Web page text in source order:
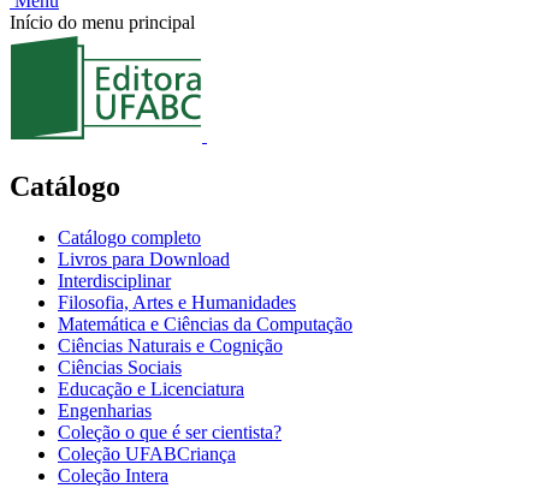
Início do menu principal
Catálogo
Catálogo completo
Livros para Download
Interdisciplinar
Filosofia, Artes e Humanidades
Matemática e Ciências da Computação
Ciências Naturais e Cognição
Ciências Sociais
Educação e Licenciatura
Engenharias
Coleção o que é ser cientista?
Coleção UFABCriança
Coleção Intera